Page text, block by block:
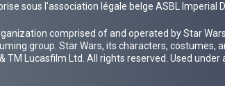
sous l'association légale belge ASBL Imperial
comprised of and operated by Star
group. Star Wars, its characters, costumes,
Lucasfilm Ltd. All rights reserved. Used under